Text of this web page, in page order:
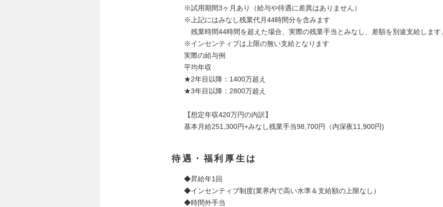
※試用期間3ヶ月あり（給与や待遇に差異はありません）
※上記にはみなし残業代月44時間分を含みます
残業時間44時間を超えた場合、実際の残業手当とみなし、差額を別途支給します
※インセンティブは上限の無い支給となります
実際の給与例
平均年収
★2年目以降：1400万超え
★3年目以降：2800万超え
【想定年収420万円の内訳】
基本月給251,300円+みなし残業手当98,700円（内深夜11,900円)
待遇・福利厚生は
◆昇給年1回
◆インセンティブ制度(業界内で高い水準＆支給額の上限なし）
◆時間外手当